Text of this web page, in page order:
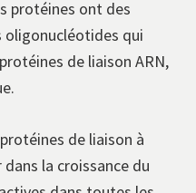
protéines ont des
oligonucléotides qui
de liaison ARN,
de liaison à
la croissance du